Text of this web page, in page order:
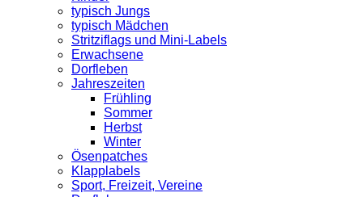
typisch Jungs
typisch Mädchen
Stritziflags und Mini-Labels
Erwachsene
Dorfleben
Jahreszeiten
Frühling
Sommer
Herbst
Winter
Ösenpatches
Klapplabels
Sport, Freizeit, Vereine